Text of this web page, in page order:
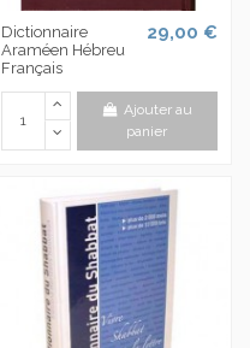
Dictionnaire
Araméen Hébreu
Français
29,00 €
Ajouter au
panier